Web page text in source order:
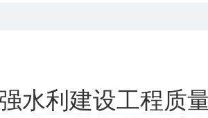
水利建设工程质